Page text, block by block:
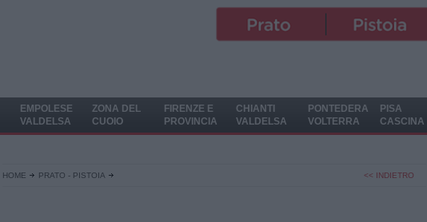
EMPOLESE
VALDELSA
ZONA DEL
CUOIO
FIRENZE E
PROVINCIA
CHIANTI
VALDELSA
PONTEDERA
VOLTERRA
PISA
CASCINA
HOME PRATO - PISTOIA << INDIETRO